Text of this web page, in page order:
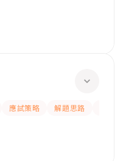
應試策略 解題思路